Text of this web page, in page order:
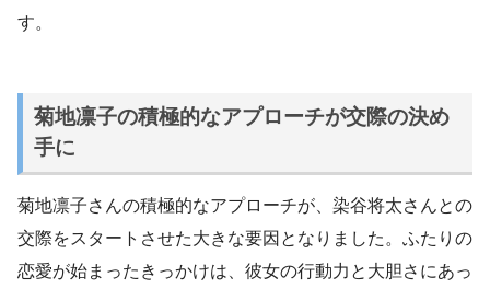
す。
菊地凛子の積極的なアプローチが交際の決め
手に
菊地凛子さんの積極的なアプローチが、染谷将太さんとの
交際をスタートさせた大きな要因となりました。ふたりの
恋愛が始まったきっかけは、彼女の行動力と大胆さにあっ